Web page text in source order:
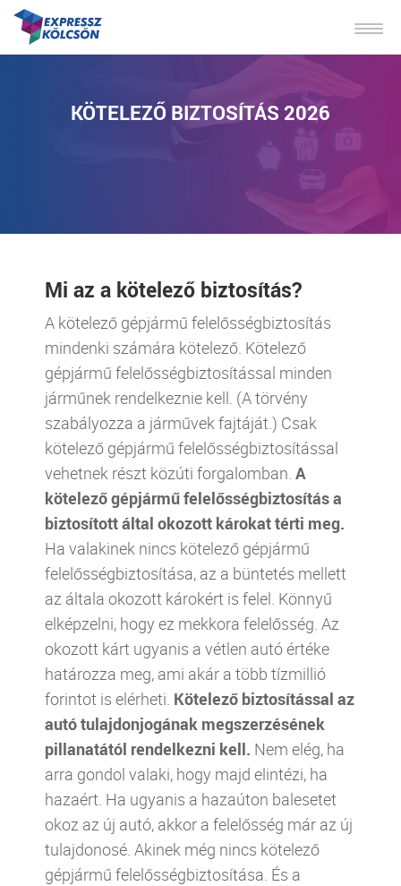
KÖTELEZŐ BIZTOSÍTÁS 2026
Mi az a kötelező biztosítás?
A kötelező gépjármű felelősségbiztosítás
mindenki számára kötelező. Kötelező
gépjármű felelősségbiztosítással minden
járműnek rendelkeznie kell. (A törvény
szabályozza a járművek fajtáját.) Csak
kötelező gépjármű felelősségbiztosítással
vehetnek részt közúti forgalomban. A
kötelező gépjármű felelősségbiztosítás a
biztosított által okozott károkat térti meg.
Ha valakinek nincs kötelező gépjármű
felelősségbiztosítása, az a büntetés mellett
az általa okozott károkért is felel. Könnyű
elképzelni, hogy ez mekkora felelősség. Az
okozott kárt ugyanis a vétlen autó értéke
határozza meg, ami akár a több tízmillió
forintot is elérheti. Kötelező biztosítással az
autó tulajdonjogának megszerzésének
pillanatától rendelkezni kell. Nem elég, ha
arra gondol valaki, hogy majd elintézi, ha
hazaért. Ha ugyanis a hazaúton balesetet
okoz az új autó, akkor a felelősség már az új
tulajdonosé. Akinek még nincs kötelező
gépjármű felelősségbiztosítása. És a